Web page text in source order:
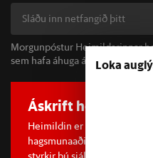
Morgunpóstur Heimildarinnar
sem hafa áhuga á fréttum og
Áskrift hefur áhrif
Heimildin er í dreifðu
hagsmunaaðilum. Með því
Loka